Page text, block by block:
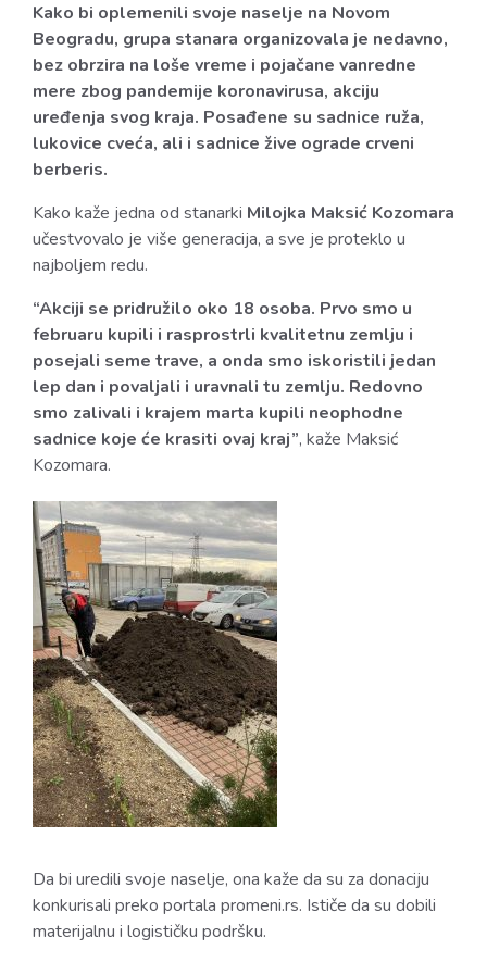
Kako bi oplemenili svoje naselje na Novom
Beogradu, grupa stanara organizovala je nedavno,
bez obrzira na loše vreme i pojačane vanredne
mere zbog pandemije koronavirusa, akciju
uređenja svog kraja. Posađene su sadnice ruža,
lukovice cveća, ali i sadnice žive ograde crveni
berberis.
Kako kaže jedna od stanarki Milojka Maksić Kozomara
učestvovalo je više generacija, a sve je proteklo u
najboljem redu.
“Akciji se pridružilo oko 18 osoba. Prvo smo u
februaru kupili i rasprostrli kvalitetnu zemlju i
posejali seme trave, a onda smo iskoristili jedan
lep dan i povaljali i uravnali tu zemlju. Redovno
smo zalivali i krajem marta kupili neophodne
sadnice koje će krasiti ovaj kraj”, kaže Maksić
Kozomara.
Da bi uredili svoje naselje, ona kaže da su za donaciju
konkurisali preko portala promeni.rs. Ističe da su dobili
materijalnu i logističku podršku.